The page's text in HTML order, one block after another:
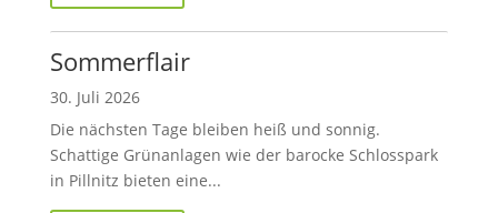
Sommerflair
30. Juli 2026
Die nächsten Tage bleiben heiß und sonnig.
Schattige Grünanlagen wie der barocke Schlosspark
in Pillnitz bieten eine...